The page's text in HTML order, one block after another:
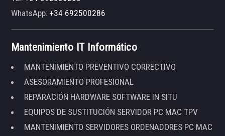
WhatsApp:+34 692500286
Mantenimiento IT Informático
MANTENIMIENTO PREVENTIVO CORRECTIVO
ASESORAMIENTO PROFESIONAL
REPARACIÓN HARDWARE SOFTWARE IN SITU
EQUIPOS DE SUSTITUCIÓN SERVIDOR PC MAC TPV
MANTENIMIENTO SERVIDORES ORDENADORES PC MAC